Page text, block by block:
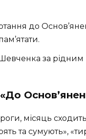
до
за рідним
«До
місяць
та сумують»,